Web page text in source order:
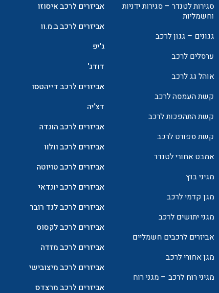
סגירות לטנדר – סגירות ידניות
וחשמליות
גגונים – גגון לרכב
ערסלים לרכב
אוהל גג לרכב
קשת העמסה לרכב
קשת התהפכות לרכב
קשת ספורט לרכב
אמבט אחורי לטנדר
מגיני בוץ
מגן קדמי לרכב
מגני יתושים לרכב
אביזרים לרכבים חשמליים
מגן אחורי לרכב
מגיני רוח לרכב – מגני רוח
אביזרים לרכב איסוזו
אביזרים לרכב ב.מ.וו
ג'יפ
דודג'
אביזרים לרכב דייהטסו
דצ'יה
אביזרים לרכב הונדה
אביזרים לרכב וולוו
אביזרים לרכב טויוטה
אביזרים לרכב יונדאי
אביזרים לרכב לנד רובר
אביזרים לרכב לקסוס
אביזרים לרכב מזדה
אביזרים לרכב מיצובישי
אביזרים לרכב מרצדס